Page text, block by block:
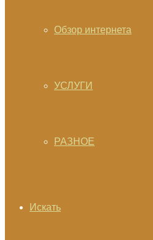
Обзор интернета
УСЛУГИ
РАЗНОЕ
Искать